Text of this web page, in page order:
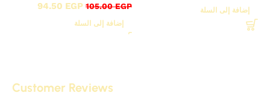
إضافة إلى السلة 105.00EGP
94.50 EGP
إضافة إلى السلة
Customer Reviews